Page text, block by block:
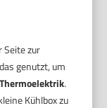
Seite zur
genutzt, um
Thermoelektrik.
Kühlbox zu